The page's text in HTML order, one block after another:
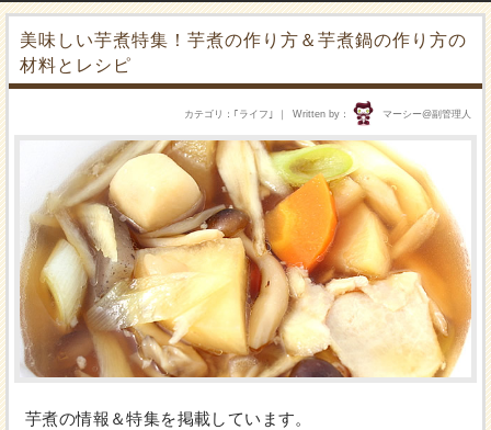
美味しい芋煮特集！芋煮の作り方＆芋煮鍋の作り方の
材料とレシピ
Written by マーシー@副管理人
カテゴリ ｢ ライフ ｣
芋煮の情報＆特集を掲載しています。